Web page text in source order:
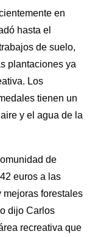
en
hasta el
de suelo,
plantaciones ya
Los
tienen un
y el agua de la
de
euros a las
mejoras forestales
dijo Carlos
recreativa que